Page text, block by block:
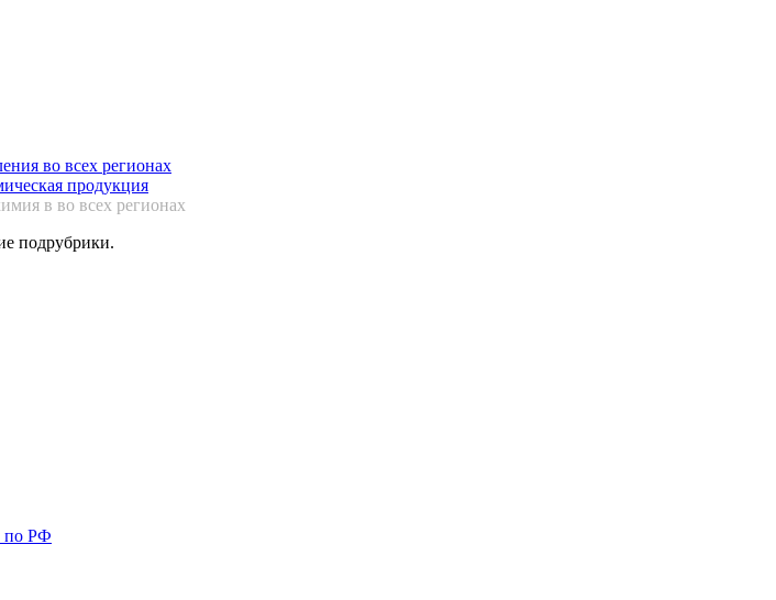
во всех регионах
продукция
в во всех регионах
подрубрики.